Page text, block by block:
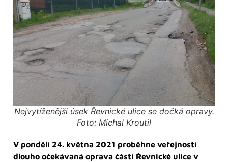
Nejvytíženější úsek Řevnické ulice se dočká opravy.
Foto: Michal Kroutil
V pondělí 24. května 2021 proběhne veřejností
dlouho očekávaná oprava části Řevnické ulice v